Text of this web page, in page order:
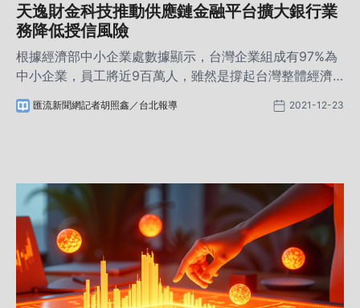
天逸財金科技推動供應鏈金融平台擴大銀行業
務降低授信風險
根據經濟部中小企業處數據顯示，台灣企業組成有97%為
中小企業，員工將近9百萬人，雖然是撐起台灣整體經濟
匯流新聞網記者胡照鑫／台北報導 2021-12-23